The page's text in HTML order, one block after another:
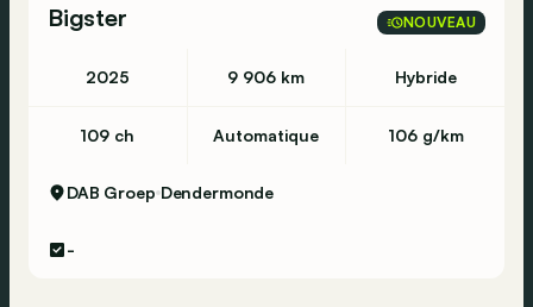
Bigster
NOUVEAU
2025 9 906 km Hybride
109 ch Automatique 106 g/km
DAB Groep Dendermonde
-